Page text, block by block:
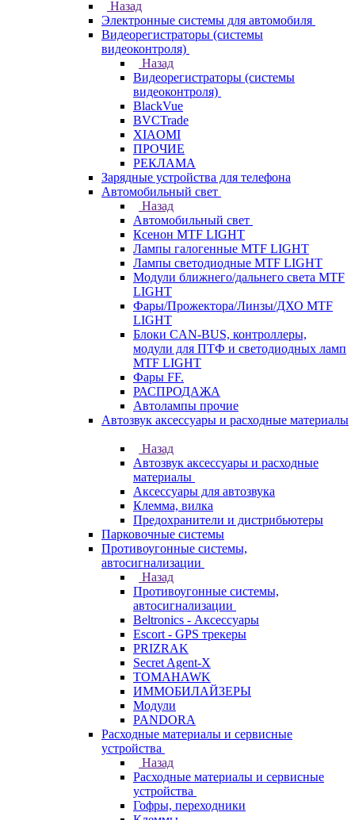
Назад
Электронные системы для автомобиля
Видеорегистраторы (системы
видеоконтроля)
Назад
Видеорегистраторы (системы
видеоконтроля)
BlackVue
BVCTrade
XIAOMI
ПРОЧИЕ
РЕКЛАМА
Зарядные устройства для телефона
Автомобильный свет
Назад
Автомобильный свет
Ксенон MTF LIGHT
Лампы галогенные MTF LIGHT
Лампы светодиодные MTF LIGHT
Модули ближнего/дальнего света MTF
LIGHT
Фары/Прожектора/Линзы/ДХО MTF
LIGHT
Блоки CAN-BUS, контроллеры,
модули для ПТФ и светодиодных ламп
MTF LIGHT
Фары FF.
РАСПРОДАЖА
Автолампы прочие
Автозвук аксессуары и расходные материалы
Назад
Автозвук аксессуары и расходные
материалы
Аксессуары для автозвука
Клемма, вилка
Предохранители и дистрибьютеры
Парковочные системы
Противоугонные системы,
автосигнализации
Назад
Противоугонные системы,
автосигнализации
Beltronics - Аксессуары
Escort - GPS трекеры
PRIZRAK
Secret Agent-X
TOMAHAWK
ИММОБИЛАЙЗЕРЫ
Модули
PANDORA
Расходные материалы и сервисные
устройства
Назад
Расходные материалы и сервисные
устройства
Гофры, переходники